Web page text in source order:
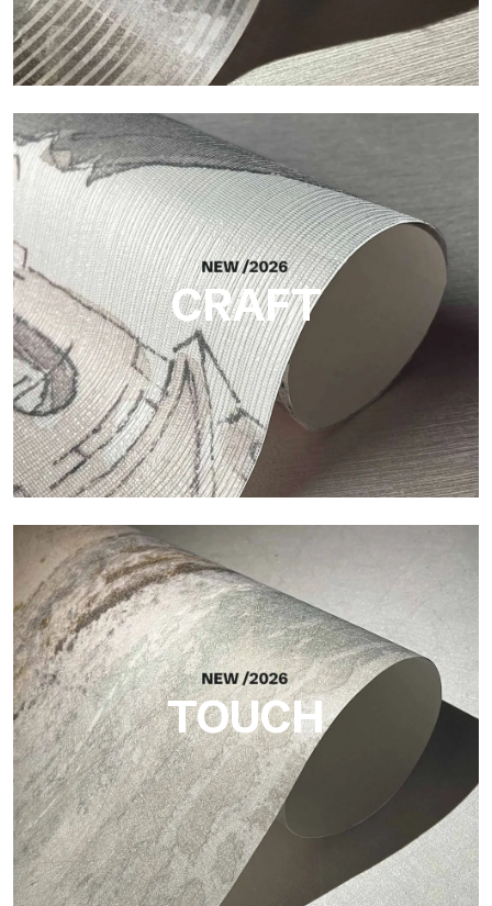
Silk
Acabado luminoso y elegante, con una sutil trama vertical que
refleja la luz y aporta profundidad a la superficie.
CRAFT
Craft
Acabado inspirado en las fibras naturales, con un relieve
esencial que aporta equilibrio, profundidad y una materialidad
elegante a la superficie.
TOUCH